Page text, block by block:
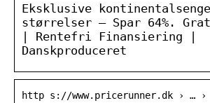
Eksklusive
størrelser – Spar 64%.
| Rentefri Finansiering |
Danskproduceret
http s://www.pricerunner.dk › … ›